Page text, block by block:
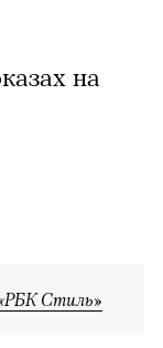
на
Стиль»